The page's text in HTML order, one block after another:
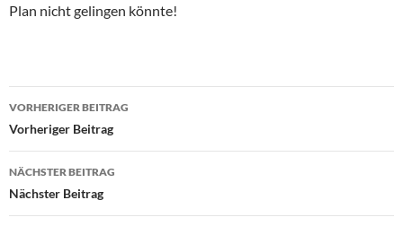
Plan nicht gelingen könnte!
Beitragsnavigation
VORHERIGER BEITRAG
Vorheriger Beitrag
NÄCHSTER BEITRAG
Nächster Beitrag